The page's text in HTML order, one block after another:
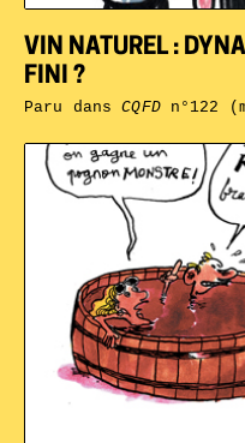
VIN NATUREL :
FINI ?
Paru dansCQFDn°122